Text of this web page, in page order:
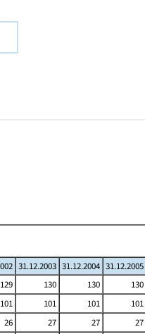
31.12.2003 31.12.2004 31.12.2005
129 130 130
130
101 101 101
101
26 27 27
27